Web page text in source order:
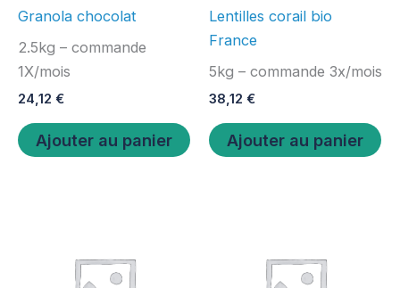
Granola chocolat
2.5kg – commande
1X/mois
24,12 €
Ajouter au panier
Lentilles corail bio
France
5kg – commande 3x/mois
38,12 €
Ajouter au panier